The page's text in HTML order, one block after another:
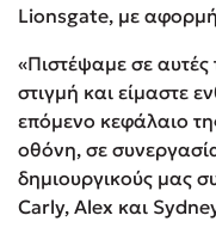
Lionsgate, με
«Πιστέψαμε σε αυτές
στιγμή και είμαστε
επόμενο κεφάλαιο
οθόνη, σε
δημιουργικούς μας
Carly, Alex και